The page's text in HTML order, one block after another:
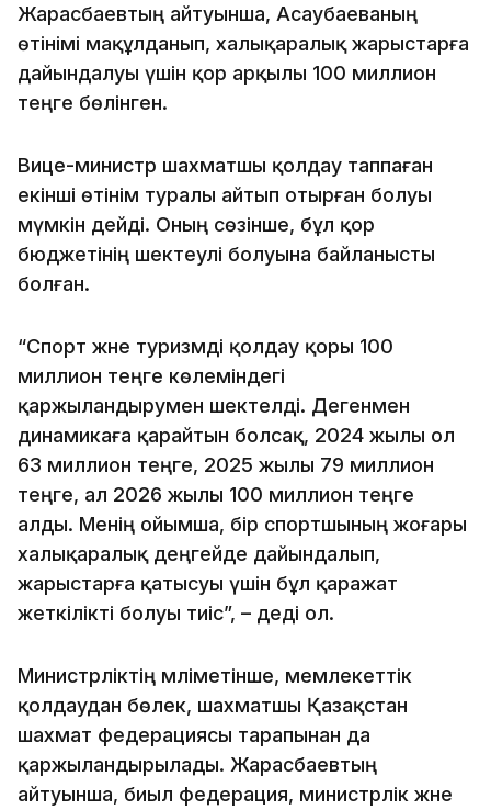
Жарасбаевтың айтуынша, Асаубаеваның
өтінімі мақұлданып, халықаралық жарыстарға
дайындалуы үшін қор арқылы 100 миллион
теңге бөлінген.
Вице-министр шахматшы қолдау таппаған
екінші өтінім туралы айтып отырған болуы
мүмкін дейді. Оның сөзінше, бұл қор
бюджетінің шектеулі болуына байланысты
болған.
“Спорт және туризмді қолдау қоры 100
миллион теңге көлеміндегі
қаржыландырумен шектелді. Дегенмен
динамикаға қарайтын болсақ, 2024 жылы ол
63 миллион теңге, 2025 жылы 79 миллион
теңге, ал 2026 жылы 100 миллион теңге
алды. Менің ойымша, бір спортшының жоғары
халықаралық деңгейде дайындалып,
жарыстарға қатысуы үшін бұл қаражат
жеткілікті болуы тиіс”, – деді ол.
Министрліктің мәліметінше, мемлекеттік
қолдаудан бөлек, шахматшы Қазақстан
шахмат федерациясы тарапынан да
қаржыландырылады. Жарасбаевтың
айтуынша, биыл федерация, министрлік және